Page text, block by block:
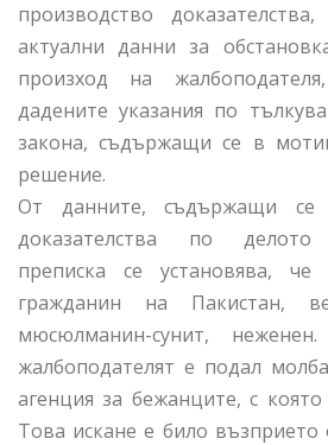
производство
актуални данни за
произход на
дадените указания по
закона, съдържащи се в
решение.
От данните, съдържащи се
доказателства по делото
преписка се установява, че
гражданин на Пакистан,
мюсюлманин-сунит,
жалбоподателят е подал
агенция за бежанците, с
Това искане е било